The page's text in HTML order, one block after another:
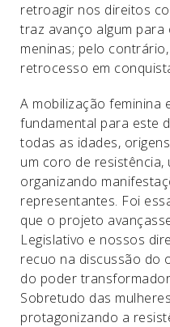
retroagir nos direitos
traz avanço algum
meninas; pelo
retrocesso em
A mobilização feminina
fundamental para este
todas as idades,
um coro de
organizando
representantes. Foi
que o projeto
Legislativo e nossos
recuo na discussão do
do poder
Sobretudo das
protagonizando a